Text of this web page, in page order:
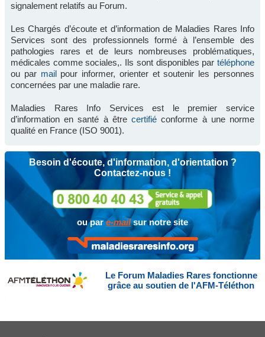
signalement relatifs au Forum.
Les Chargés d’écoute et d’information de Maladies Rares Info
Services sont des professionnels formé à l’ensemble des
pathologies rares et de leurs nombreuses problématiques,
médicales comme sociales,. Ils sont disponibles par téléphone
ou par mailpour informer, orienter et soutenir les personnes
concernées par une maladie rare.
Maladies Rares Info Services est le premier service
d’information en santé à êtrecertifié conforme à une norme
qualité en France (ISO 9001).
Besoin d'écoute, d'information, d'orientation ?
Contactez-nous !
ou pare-mailsur notre site
Le Forum Maladies Rares fonctionne
grâce au soutien de l'AFM-Téléthon